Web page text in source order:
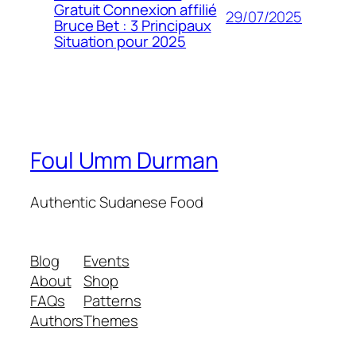
Gratuit Connexion affilié
Bruce Bet : 3 Principaux
Situation pour 2025
29/07/2025
Foul Umm Durman
Authentic Sudanese Food
Blog
About
FAQs
Authors
Events
Shop
Patterns
Themes